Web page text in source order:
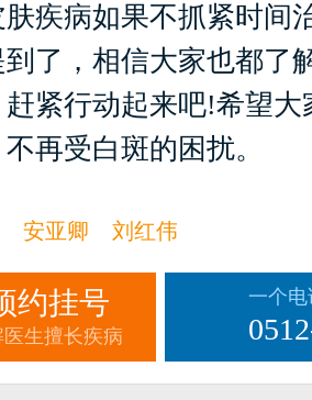
疾病如果不抓紧时间
了，相信大家也都了
紧行动起来吧!希望大
再受白斑的困扰。
安亚卿 刘红伟
约挂号
生擅长疾病
一个